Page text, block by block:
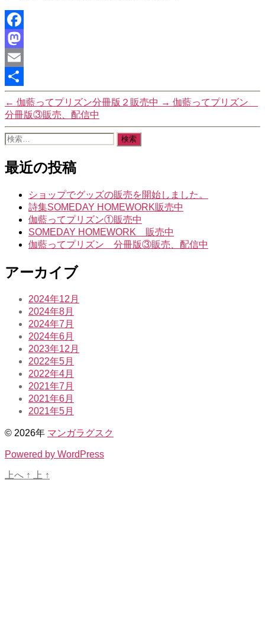
Facebook
Mastodon
Email
共
有
← 伽藍ってプリズン分冊版２販売中 → 伽藍ってプリズン
分冊版③販売、配信中
検
対
象:
最近の投稿
ショップでグッズの販売を開始しました。
詩集SOMEDAY HOMEWORK販売中
伽藍ってプリズン①販売中
SOMEDAY HOMEWORK 販売中
伽藍ってプリズン 分冊版③販売、配信中
アーカイブ
2024年12月
2024年8月
2024年7月
2024年6月
2023年12月
2022年5月
2022年4月
2021年7月
2021年6月
2021年5月
© 2026年 マンガラグスク
Powered by WordPress
上へ ↑ 上 ↑